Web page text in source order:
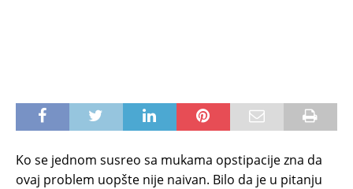
Ko se jednom susreo sa mukama opstipacije zna da
ovaj problem uopšte nije naivan. Bilo da je u pitanju